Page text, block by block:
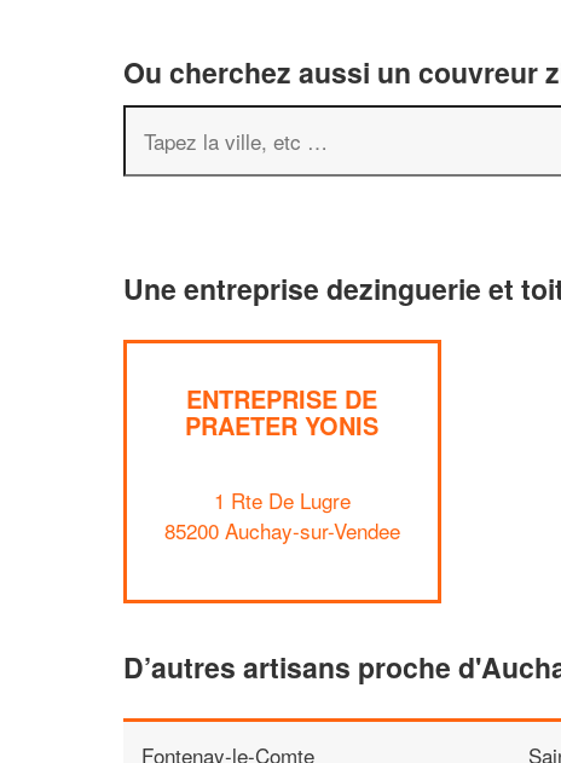
Ou cherchez aussi un couvreur
Une entreprise dezinguerie et
ENTREPRISE DE
PRAETER YONIS
1 Rte De Lugre
85200 Auchay-sur-Vendee
D’autres artisans proche
Fontenay-le-Comte